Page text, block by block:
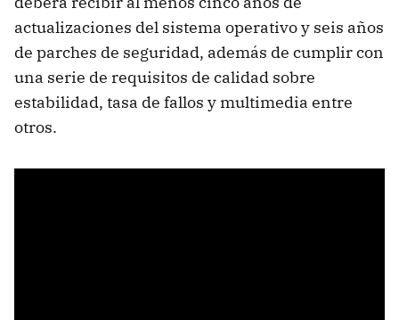
actualizaciones del sistema operativo y seis años
de parches de seguridad, además de cumplir con
una serie de requisitos de calidad sobre
estabilidad, tasa de fallos y multimedia entre
otros.